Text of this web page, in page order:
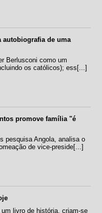
autobiografia de uma
Berlusconi como um
os católicos); ess[...]
promove família "é
pesquisa Angola, analisa o
de vice-preside[...]
livro de história, criam-se